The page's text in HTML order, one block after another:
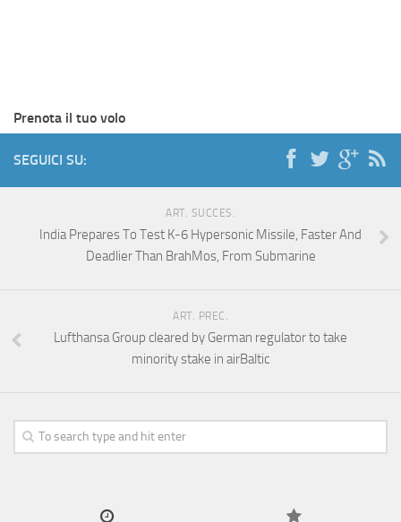
Prenota il tuo volo
SEGUICI SU:
ART. SUCCES.
India Prepares To Test K-6 Hypersonic Missile, Faster And
Deadlier Than BrahMos, From Submarine
ART. PREC.
Lufthansa Group cleared by German regulator to take
minority stake in airBaltic